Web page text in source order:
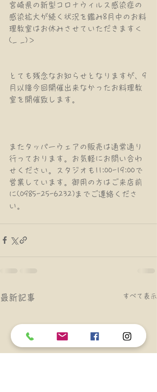
宮崎県の新型コロナウィルス感染症の
感染拡大が続く状況を鑑み8月中のお料
理教室はお休みさせていただきます＜
(_ _)＞
とても残念なお知らせとなりますが、9
月以降今回開催出来なかったお料理教
室を開催致します。
またタッパーウェアの販売は通常通り
行っております。お気軽にお問い合わ
せください。スタジオも11:00-19:00で
営業しています。御用の方はご来店前
に(0985-25-6232)までご連絡くださ
い。
最新記事 すべて表示